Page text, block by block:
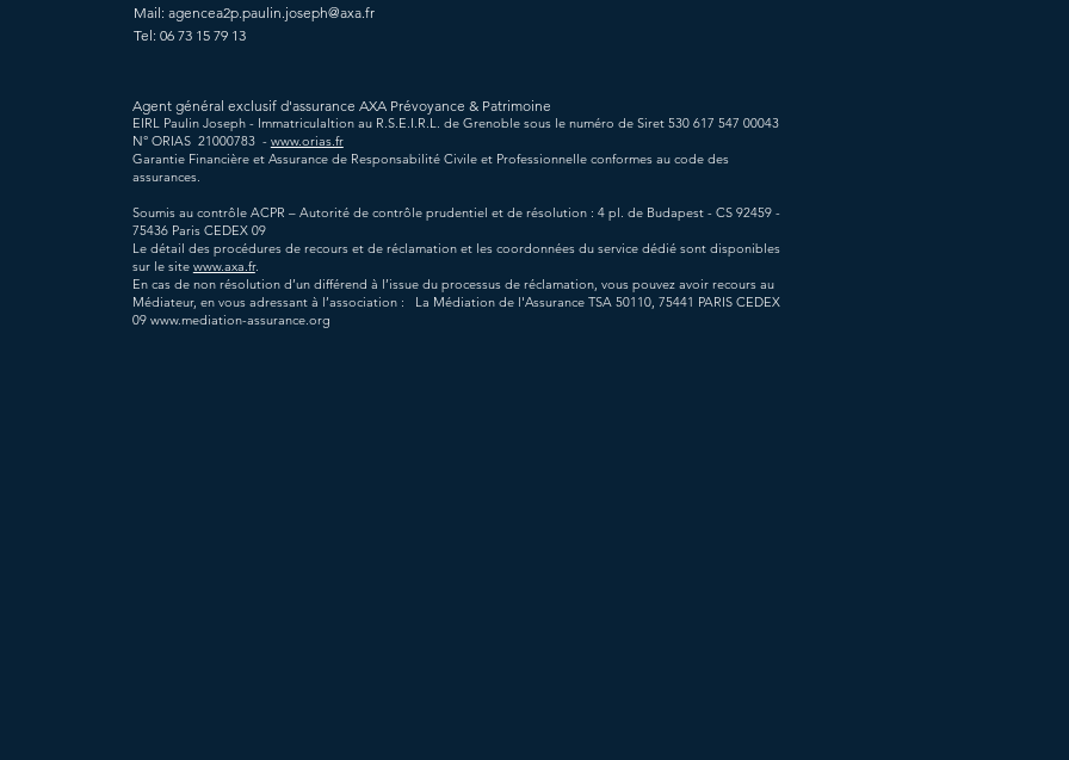
Mail: agencea2p.paulin.joseph@axa.fr
Tel: 06 73 15 79 13
Agent général exclusif d'assurance AXA Prévoyance & Patrimoine
EIRL Paulin Joseph - Immatriculaltion au R.S.E.I.R.L. de Grenoble sous le numéro de Siret 530 617 547 00043
N° ORIAS 21000783 - www.orias.fr
Garantie Financière et Assurance de Responsabilité Civile et Professionnelle conformes au code des
assurances.
Soumis au contrôle ACPR – Autorité de contrôle prudentiel et de résolution : 4 pl. de Budapest - CS 92459 -
75436 Paris CEDEX 09
Le détail des procédures de recours et de réclamation et les coordonnées du service dédié sont disponibles
sur le site www.axa.fr.
En cas de non résolution d’un différend à l’issue du processus de réclamation, vous pouvez avoir recours au
Médiateur, en vous adressant à l’association : La Médiation de l'Assurance TSA 50110, 75441 PARIS CEDEX
09 www.mediation-assurance.org